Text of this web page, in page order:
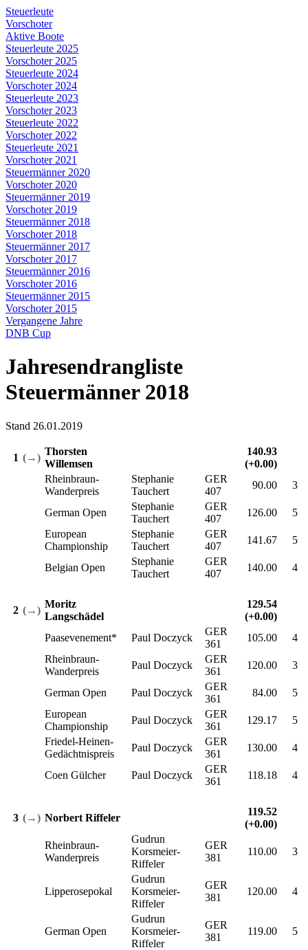
Steuerleute
Vorschoter
Aktive Boote
Steuerleute 2025
Vorschoter 2025
Steuerleute 2024
Vorschoter 2024
Steuerleute 2023
Vorschoter 2023
Steuerleute 2022
Vorschoter 2022
Steuerleute 2021
Vorschoter 2021
Steuer­männer 2020
Vorschoter 2020
Steuer­männer 2019
Vorschoter 2019
Steuer­männer 2018
Vorschoter 2018
Steuer­männer 2017
Vorschoter 2017
Steuer­männer 2016
Vorschoter 2016
Steuer­männer 2015
Vorschoter 2015
Vergangene Jahre
DNB Cup
Jahresendrangliste
Steuermänner 2018
Stand 26.01.2019
1 (→)
Thorsten
Willemsen
140.93
(+0.00)
Rheinbraun-
Wanderpreis
Stephanie
Tauchert
GER
407
90.00 3
German Open
Stephanie
Tauchert
GER
407
126.00
5
European
Championship
Stephanie
Tauchert
GER
407
141.67 5
Belgian Open
Stephanie
Tauchert
GER
407
140.00 4
2 (→)
Moritz
Langschädel
129.54
(+0.00)
Paasevenement*
Paul Doczyck
GER
361
105.00
4
Rheinbraun-
Wanderpreis
Paul Doczyck
GER
361
120.00 3
German Open Paul Doczyck
GER
361
84.00
5
European
Championship
Paul Doczyck
GER
361
129.17
5
Friedel-Heinen-
Gedächtnispreis
Paul Doczyck
GER
361
130.00 4
Coen Gülcher Paul Doczyck
GER
361
118.18 4
3 (→) Norbert Riffeler
119.52
(+0.00)
Rheinbraun-
Wanderpreis
Gudrun
Korsmeier-
Riffeler
GER
381
110.00 3
Lipperosepokal
Gudrun
Korsmeier-
Riffeler
GER
381
120.00 4
German Open
Gudrun
Korsmeier-
Riffeler
GER
381
119.00 5